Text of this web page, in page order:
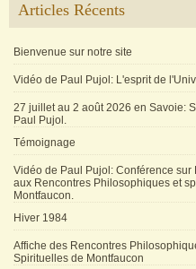
Articles Récents
Bienvenue sur notre site
Vidéo de Paul Pujol: L'esprit de
27 juillet au 2 août 2026 en Savoie:
Paul Pujol.
Témoignage
Vidéo de Paul Pujol: Conférence sur
aux Rencontres Philosophiques et
Montfaucon.
Hiver 1984
Affiche des Rencontres
Spirituelles de Montfaucon